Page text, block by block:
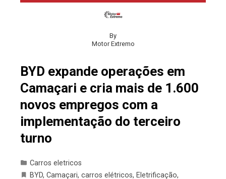
By
Motor Extremo
BYD expande operações em
Camaçari e cria mais de 1.600
novos empregos com a
implementação do terceiro
turno
Carros eletricos
BYD, Camaçari, carros elétricos, Eletrificação,